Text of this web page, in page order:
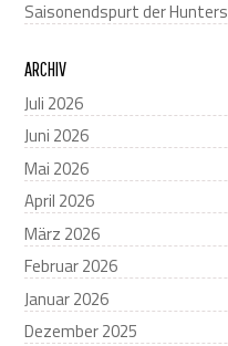
Saisonendspurt der Hunters
ARCHIV
Juli 2026
Juni 2026
Mai 2026
April 2026
März 2026
Februar 2026
Januar 2026
Dezember 2025